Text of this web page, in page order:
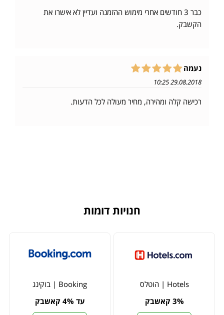
כבר 3 חודשים אחרי מימוש ההזמנה ועדיין לא אישרו את
הקשבק.
נעמה
29.08.2018 10:25
רכישה קלה ומהירה, מחיר מעולה לכל הדעות.
חנויות דומות
Hotels | הוטלס
3% קאשבק
Booking | בוקינג
עד 4% קאשבק